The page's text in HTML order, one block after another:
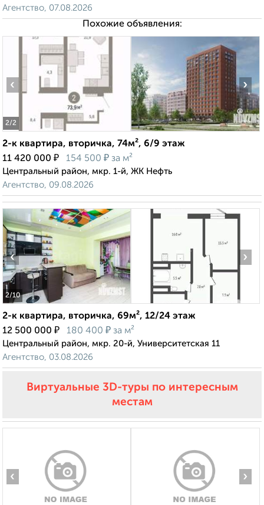
Агентство, 07.08.2026
Похожие объявления:
2/2
‹ ›
2-к квартира, вторичка, 74м², 6/9 этаж
11 420 000 ₽ 154 500 ₽ за м²
Центральный район, мкр. 1-й, ЖК Нефть
Агентство, 09.08.2026
2/10
‹ ›
2-к квартира, вторичка, 69м², 12/24 этаж
12 500 000 ₽ 180 400 ₽ за м²
Центральный район, мкр. 20-й, Университетская 11
Агентство, 03.08.2026
Виртуальные 3D-туры по интересным
местам
‹ ›